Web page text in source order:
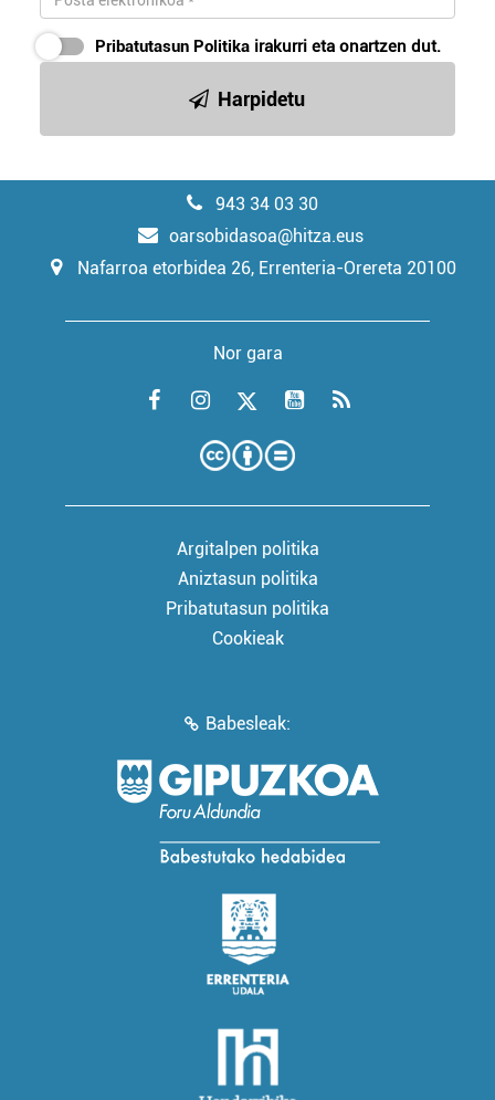
Pribatutasun Politika irakurri eta onartzen dut.
Harpidetu
943 34 03 30
oarsobidasoa@hitza.eus
Nafarroa etorbidea 26, Errenteria-Orereta 20100
Nor gara
Argitalpen politika
Aniztasun politika
Pribatutasun politika
Cookieak
Babesleak: